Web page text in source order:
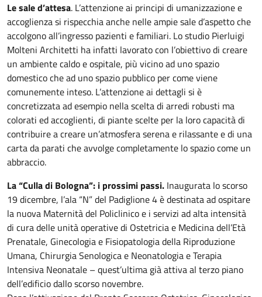
Le sale d’attesa. L’attenzione ai principi di umanizzazione e
accoglienza si rispecchia anche nelle ampie sale d’aspetto che
accolgono all’ingresso pazienti e familiari. Lo studio Pierluigi
Molteni Architetti ha infatti lavorato con l’obiettivo di creare
un ambiente caldo e ospitale, più vicino ad uno spazio
domestico che ad uno spazio pubblico per come viene
comunemente inteso. L’attenzione ai dettagli si è
concretizzata ad esempio nella scelta di arredi robusti ma
colorati ed accoglienti, di piante scelte per la loro capacità di
contribuire a creare un’atmosfera serena e rilassante e di una
carta da parati che avvolge completamente lo spazio come un
abbraccio.
La “Culla di Bologna”: i prossimi passi. Inaugurata lo scorso
19 dicembre, l’ala “N” del Padiglione 4 è destinata ad ospitare
la nuova Maternità del Policlinico e i servizi ad alta intensità
di cura delle unità operative di Ostetricia e Medicina dell’Età
Prenatale, Ginecologia e Fisiopatologia della Riproduzione
Umana, Chirurgia Senologica e Neonatologia e Terapia
Intensiva Neonatale – quest’ultima già attiva al terzo piano
dell’edificio dallo scorso novembre.